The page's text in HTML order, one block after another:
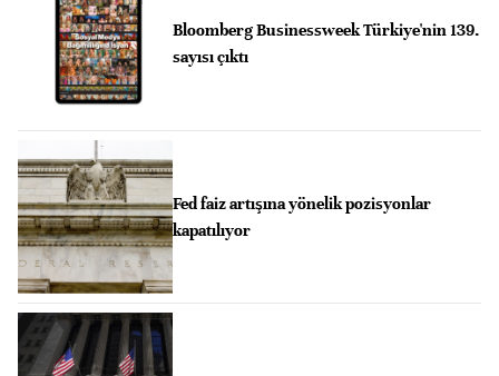
Bloomberg Businessweek Türkiye'nin 139.
sayısı çıktı
Fed faiz artışına yönelik pozisyonlar
kapatılıyor